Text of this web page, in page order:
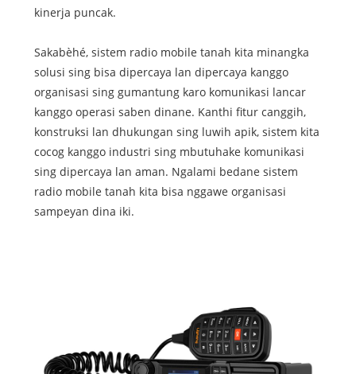
kinerja puncak.
Sakabèhé, sistem radio mobile tanah kita minangka
solusi sing bisa dipercaya lan dipercaya kanggo
organisasi sing gumantung karo komunikasi lancar
kanggo operasi saben dinane. Kanthi fitur canggih,
konstruksi lan dhukungan sing luwih apik, sistem kita
cocog kanggo industri sing mbutuhake komunikasi
sing dipercaya lan aman. Ngalami bedane sistem
radio mobile tanah kita bisa nggawe organisasi
sampeyan dina iki.